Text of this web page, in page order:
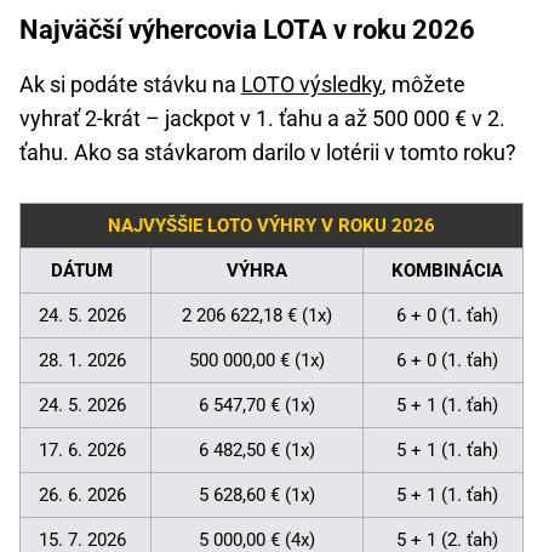
Najväčší výhercovia LOTA v roku 2026
Ak si podáte stávku na LOTO výsledky, môžete
vyhrať 2-krát – jackpot v 1. ťahu a až 500 000 € v 2.
ťahu. Ako sa stávkarom darilo v lotérii v tomto roku?
NAJVYŠŠIE LOTO VÝHRY V ROKU 2026
DÁTUM VÝHRA KOMBINÁCIA
24. 5. 2026 2 206 622,18 € (1x) 6 + 0 (1. ťah)
28. 1. 2026 500 000,00 € (1x) 6 + 0 (1. ťah)
24. 5. 2026 6 547,70 € (1x) 5 + 1 (1. ťah)
17. 6. 2026 6 482,50 € (1x) 5 + 1 (1. ťah)
26. 6. 2026 5 628,60 € (1x) 5 + 1 (1. ťah)
15. 7. 2026 5 000,00 € (4x) 5 + 1 (2. ťah)